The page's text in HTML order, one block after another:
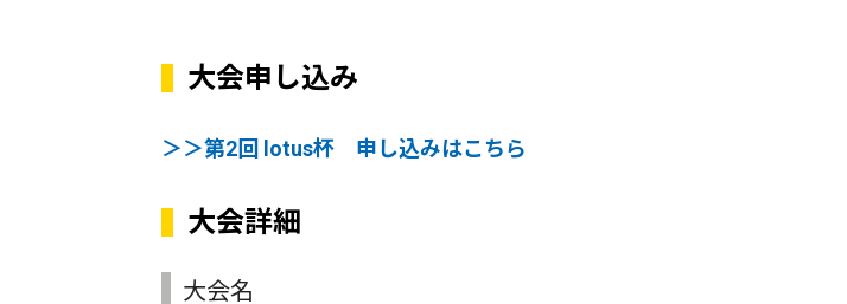
大会申し込み
＞＞第2回 lotus杯 申し込みはこちら
大会詳細
大会名